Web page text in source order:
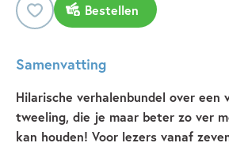
Bestellen
Samenvatting
Hilarische verhalenbundel over een
tweeling, die je maar beter zo ver
kan houden! Voor lezers vanaf